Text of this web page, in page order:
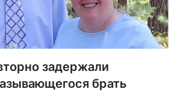
задержали
брать